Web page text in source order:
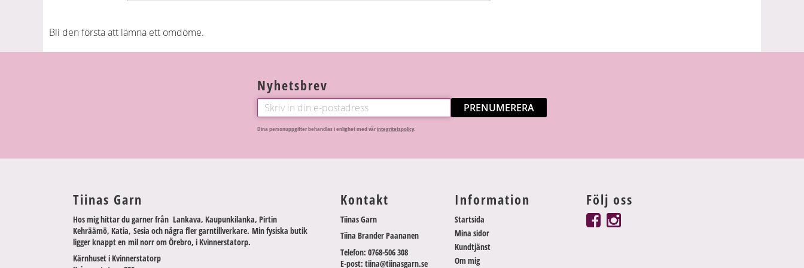
Bli den första att lämna ett omdöme.
Nyhetsbrev
PRENUMERERA
Dina personuppgifter behandlas i enlighet med vårintegritetspolicy.
Tiinas Garn
Hos mig hittar du garner från Lankava, Kaupunkilanka, Pirtin
Kehräämö, Katia, Sesia och några fler garntillverkare. Min fysiska butik
ligger knappt en mil norr om Örebro, i Kvinnerstatorp.
Kärnhuset i Kvinnerstatorp
Kontakt
Tiinas Garn
Tiina Brander Paananen
Telefon: 0768-506 308
E-post: tiina@tiinasgarn.se
Information
Startsida
Mina sidor
Kundtjänst
Om mig
Följ oss